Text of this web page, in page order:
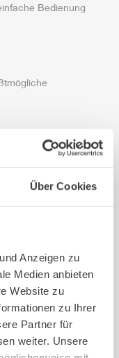
Über Cookies
Anzeigen zu
Medien anbieten
Website zu
zu Ihrer
Partner für
weiter. Unsere
Bedienung
Z-Cab